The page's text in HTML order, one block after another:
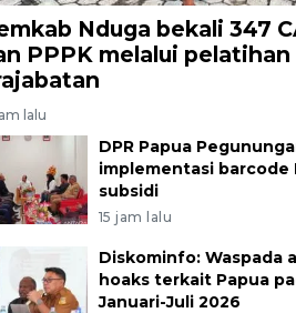
Nduga bekali 347
PPPK melalui pelatihan
lalu
DPR Papua
implementasi barcode
subsidi
15 jam lalu
Diskominfo: Waspada
hoaks terkait Papua
Januari-Juli 2026